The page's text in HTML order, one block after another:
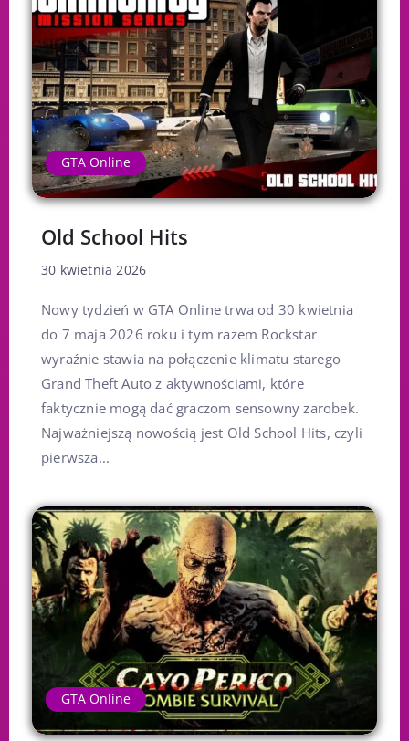
GTA Online
Old School Hits
30 kwietnia 2026
Nowy tydzień w GTA Online trwa od 30 kwietnia
do 7 maja 2026 roku i tym razem Rockstar
wyraźnie stawia na połączenie klimatu starego
Grand Theft Auto z aktywnościami, które
faktycznie mogą dać graczom sensowny zarobek.
Najważniejszą nowością jest Old School Hits, czyli
pierwsza...
GTA Online